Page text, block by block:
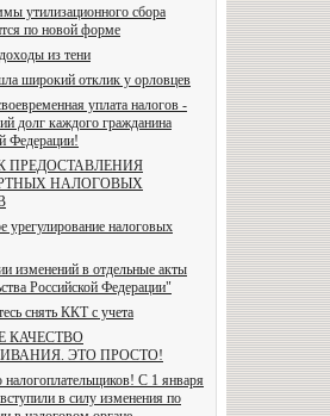
утилизационного сбора
по новой форме
из тени
широкий отклик у орловцев
уплата налогов -
долг каждого гражданина
Федерации!
ПРЕДОСТАВЛЕНИЯ
НАЛОГОВЫХ
урегулирование налоговых
изменений в отдельные акты
Российской Федерации"
снять ККТ с учета
КАЧЕСТВО
ЭТО ПРОСТО!
С 1 января
в силу изменения по